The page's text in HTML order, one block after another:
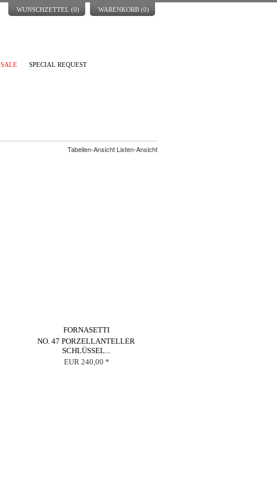
WUNSCHZETTEL (0) WARENKORB (0)
SALE SPECIAL REQUEST
Tabellen-Ansicht Listen-Ansicht
FORNASETTI
NO. 47 PORZELLANTELLER
SCHLÜSSEL...
EUR 240,00 *